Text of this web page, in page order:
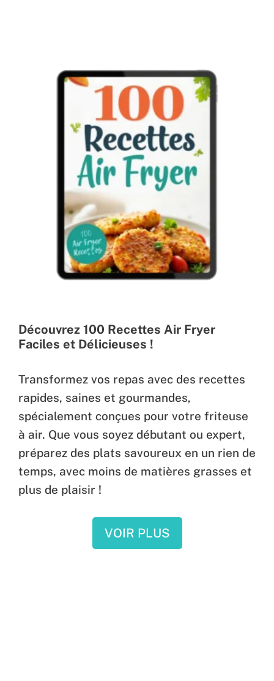
Découvrez 100 Recettes Air Fryer
Faciles et Délicieuses !
Transformez vos repas avec des recettes
rapides, saines et gourmandes,
spécialement conçues pour votre friteuse
à air. Que vous soyez débutant ou expert,
préparez des plats savoureux en un rien de
temps, avec moins de matières grasses et
plus de plaisir !
VOIR PLUS